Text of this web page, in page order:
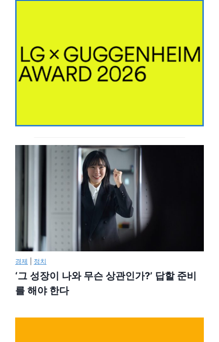
경제 정치
‘그 성장이 나와 무슨 상관인가?’ 답할 준비
를 해야 한다